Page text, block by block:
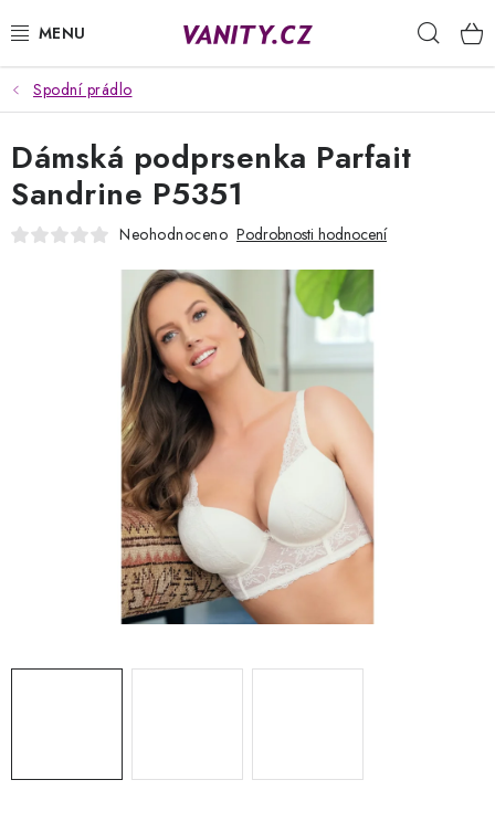
na
KABELKY
SPODNÍ PRÁDLO
PUNČOCHY
NAPIŠTE NÁM
Jak nakupovat
Obchodní podmínky
Podmínky ochrany osobních údajů
Napište nám
Reklamace a vrácení zboží
Spodní prádlo
Dámská podprsenka Parfait
Sandrine P5351
Neohodnoceno Podrobnosti hodnocení